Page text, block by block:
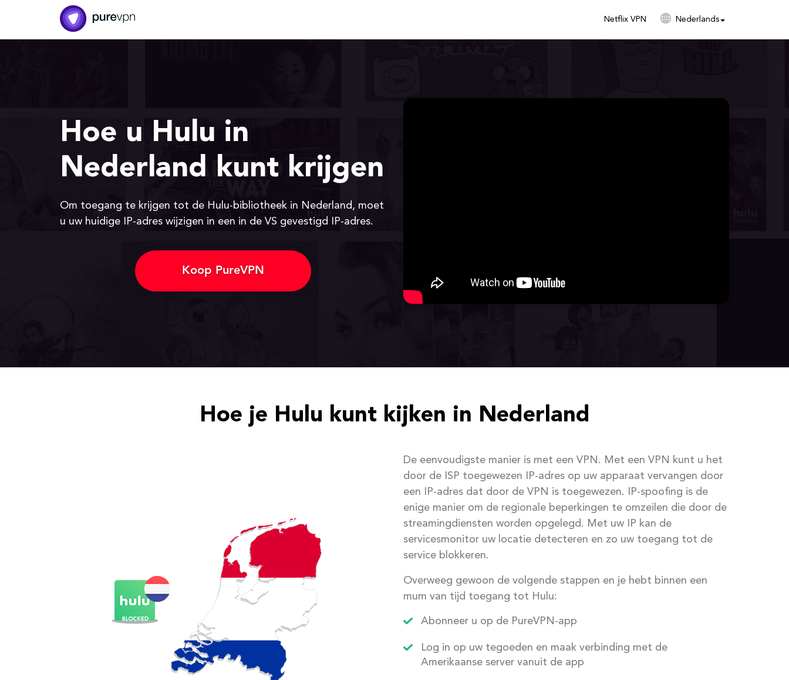
Netflix VPN Nederlands
Hoe u Hulu in
Nederland kunt krijgen
Om toegang te krijgen tot de Hulu-bibliotheek in Nederland, moet
u uw huidige IP-adres wijzigen in een in de VS gevestigd IP-adres.
Koop PureVPN
Hoe je Hulu kunt kijken in Nederland
De eenvoudigste manier is met een VPN. Met een VPN kunt u het
door de ISP toegewezen IP-adres op uw apparaat vervangen door
een IP-adres dat door de VPN is toegewezen. IP-spoofing is de
enige manier om de regionale beperkingen te omzeilen die door de
streamingdiensten worden opgelegd. Met uw IP kan de
servicesmonitor uw locatie detecteren en zo uw toegang tot de
service blokkeren.
Overweeg gewoon de volgende stappen en je hebt binnen een
mum van tijd toegang tot Hulu:
Abonneer u op de PureVPN-app
Log in op uw tegoeden en maak verbinding met de
Amerikaanse server vanuit de app